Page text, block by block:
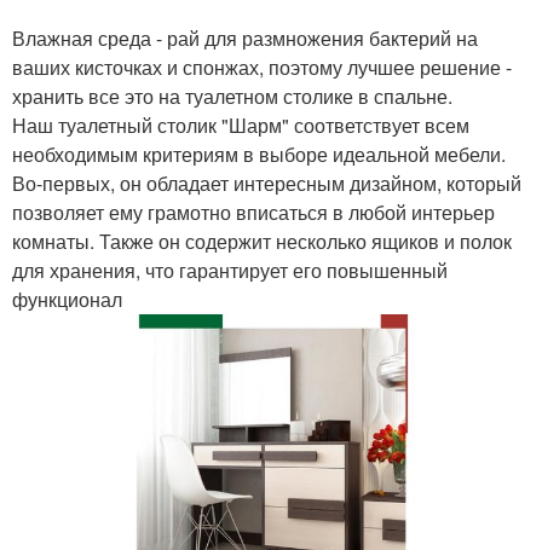
Влажная среда - рай для размножения бактерий на
ваших кисточках и спонжах, поэтому лучшее решение -
хранить все это на туалетном столике в спальне.
Наш туалетный столик "Шарм" соответствует всем
необходимым критериям в выборе идеальной мебели.
Во-первых, он обладает интересным дизайном, который
позволяет ему грамотно вписаться в любой интерьер
комнаты. Также он содержит несколько ящиков и полок
для хранения, что гарантирует его повышенный
функционал